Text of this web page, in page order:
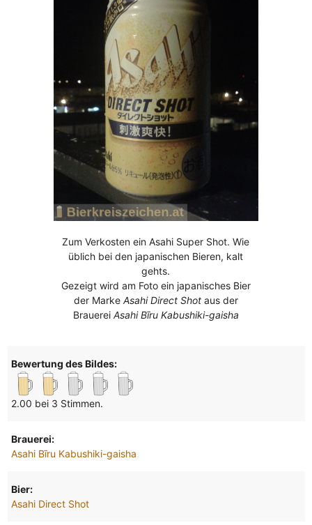
Zum Verkosten ein Asahi Super Shot. Wie
üblich bei den japanischen Bieren, kalt
gehts.
Gezeigt wird am Foto ein japanisches Bier
der Marke Asahi Direct Shotaus der
Brauerei Asahi Bīru Kabushiki-gaisha
Bewertung des Bildes:
2.00 bei 3 Stimmen.
Brauerei:
Asahi Bīru Kabushiki-gaisha
Bier:
Asahi Direct Shot